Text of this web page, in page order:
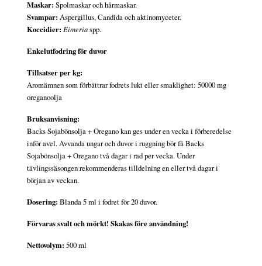
Maskar: Spolmaskar och hårmaskar.
Svampar: Aspergillus, Candida och aktinomyceter.
Koccidier: Eimeriaspp.
Enkelutfodring för duvor
Tillsatser per kg:
Aromämnen som förbättrar fodrets lukt eller smaklighet: 50000 mg
oreganoolja
Bruksanvisning:
Backs Sojabönsolja + Oregano kan ges under en vecka i förberedelse
inför avel. Avvanda ungar och duvor i ruggning bör få Backs
Sojabönsolja + Oregano två dagar i rad per vecka. Under
tävlingssäsongen rekommenderas tilldelning en eller två dagar i
början av veckan.
Dosering: Blanda 5 ml i fodret för 20 duvor.
Förvaras svalt och mörkt! Skakas före användning!
Nettovolym: 500 ml